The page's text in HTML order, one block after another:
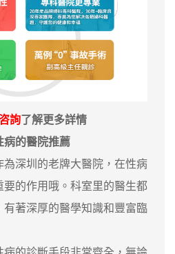
詢了解更多詳情
病的醫院推薦
深圳的老牌大醫院，在性病
要的作用哦。科室里的醫生都
有著深厚的醫學知識和豐富臨